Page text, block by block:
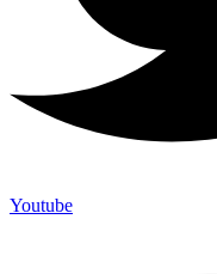
Youtube